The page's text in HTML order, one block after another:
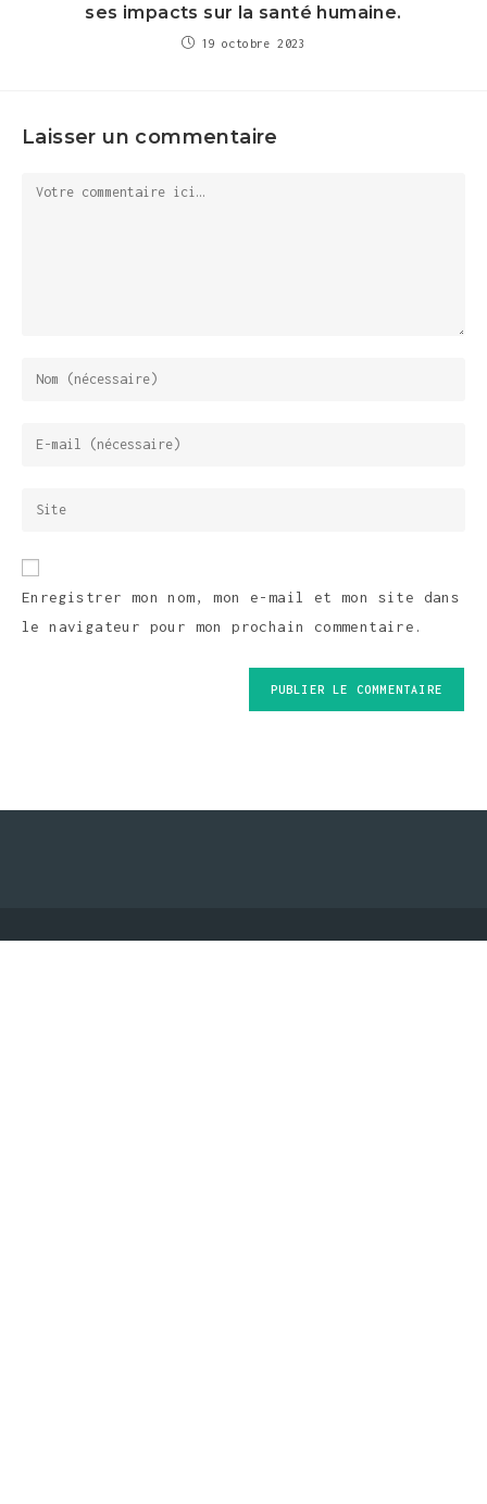
ses impacts sur la santé humaine.
19 octobre 2023
Laisser un commentaire
Enregistrer mon nom, mon e-mail et mon site dans
le navigateur pour mon prochain commentaire.